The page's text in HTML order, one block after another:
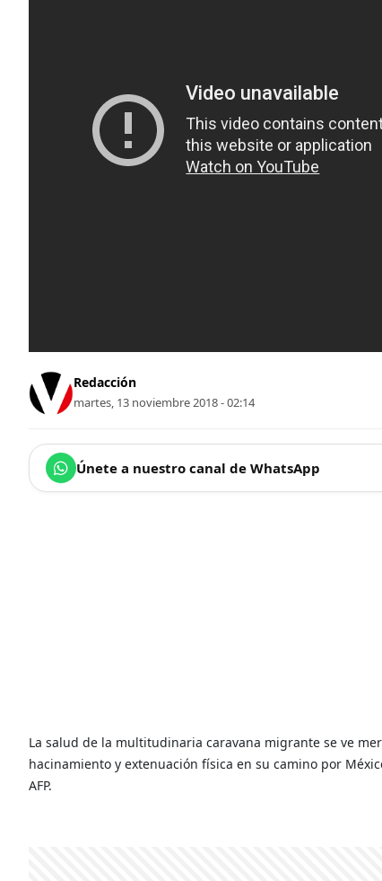
Redacción
martes, 13 noviembre 2018 - 02:14
Únete a nuestro canal de WhatsApp
La salud de la multitudinaria caravana migrante se ve
hacinamiento y extenuación física en su camino por
AFP.